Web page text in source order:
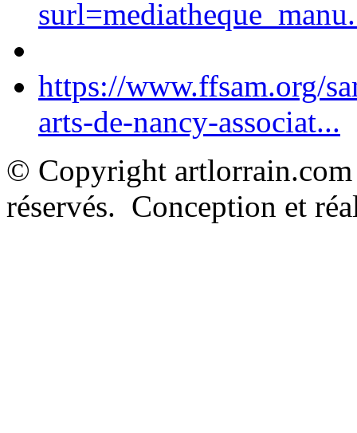
https://www.ffsam.org/
arts-de-nancy-associat...
© Copyright
réservés. Conception et